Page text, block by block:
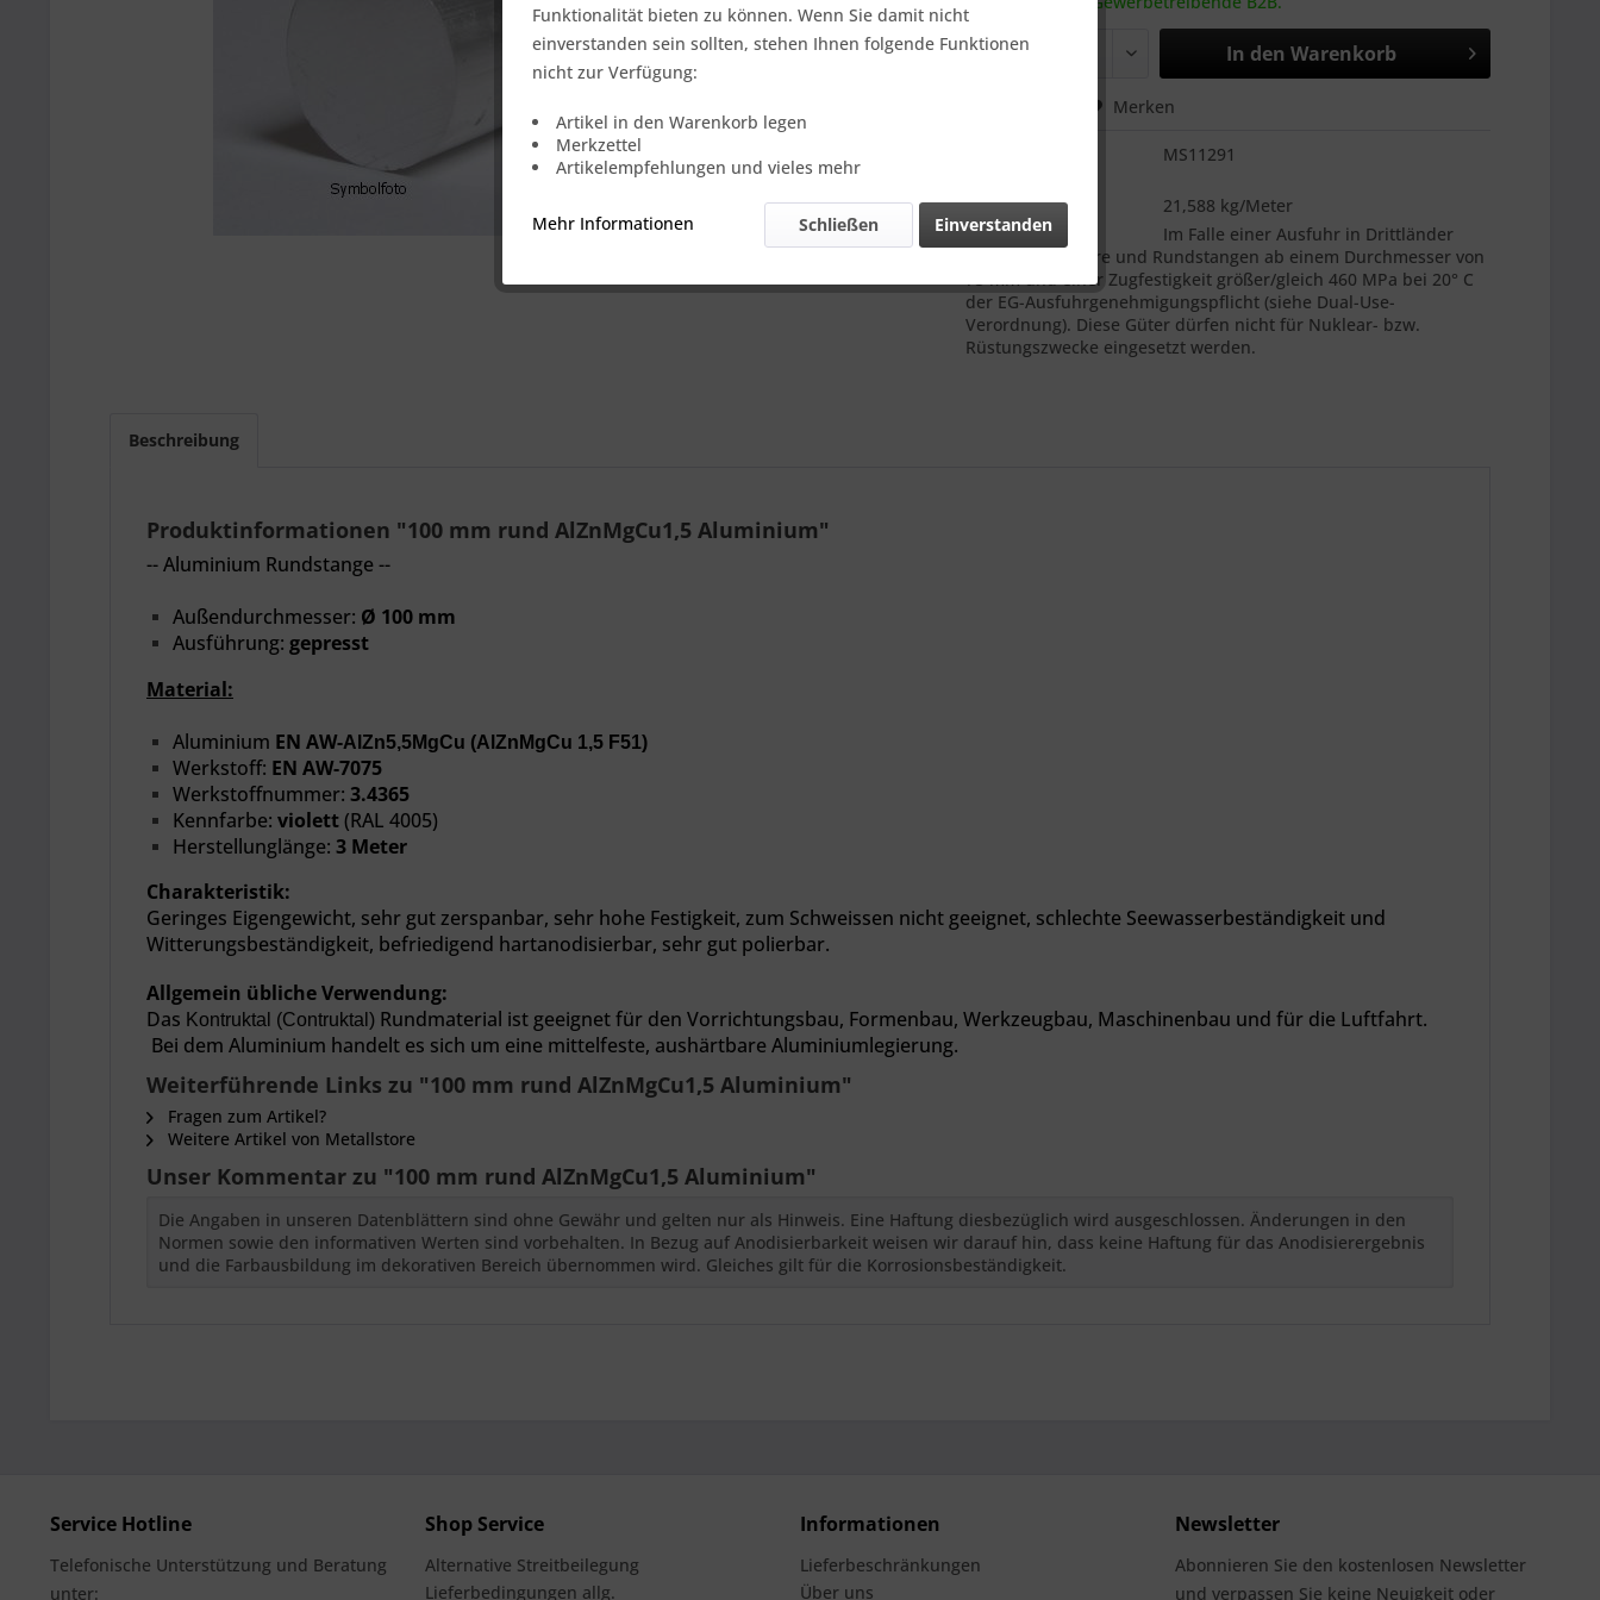
In den Warenkorb
Merken
MS11291
Gewicht::
21,588 kg/Meter
Anmerkung::
Im Falle einer Ausfuhr in Drittländer
unterliegen Rohre und Rundstangen ab einem Durchmesser von
75 mm und einer Zugfestigkeit größer/gleich 460 MPa bei 20° C
der EG-Ausfuhrgenehmigungspflicht (siehe Dual-Use-
Verordnung). Diese Güter dürfen nicht für Nuklear- bzw.
Rüstungszwecke eingesetzt werden.
Beschreibung
Produktinformationen "100 mm rund AlZnMgCu1,5 Aluminium"
-- Aluminium Rundstange --
Außendurchmesser: Ø 100 mm
Ausführung: gepresst
Material:
Aluminium EN AW-AlZn5,5MgCu (AlZnMgCu 1,5 F51)
Werkstoff: EN AW-7075
Werkstoffnummer: 3.4365
Kennfarbe: violett(RAL 4005)
Herstellunglänge: 3 Meter
Charakteristik:
Geringes Eigengewicht, sehr gut zerspanbar, sehr hohe Festigkeit, zum Schweissen nicht geeignet, schlechte Seewasserbeständigkeit und
Witterungsbeständigkeit, befriedigend hartanodisierbar, sehr gut polierbar.
Allgemein übliche Verwendung:
Das Kontruktal (Contruktal) Rundmaterial ist geeignet für den Vorrichtungsbau, Formenbau, Werkzeugbau, Maschinenbau und für die Luftfahrt.
Bei dem Aluminium handelt es sich um eine mittelfeste, aushärtbare Aluminiumlegierung.
Weiterführende Links zu "100 mm rund AlZnMgCu1,5 Aluminium"
Fragen zum Artikel?
Weitere Artikel von Metallstore
Unser Kommentar zu "100 mm rund AlZnMgCu1,5 Aluminium"
Die Angaben in unseren Datenblättern sind ohne Gewähr und gelten nur als Hinweis. Eine Haftung diesbezüglich wird ausgeschlossen. Änderungen in den
Normen sowie den informativen Werten sind vorbehalten. In Bezug auf Anodisierbarkeit weisen wir darauf hin, dass keine Haftung für das Anodisierergebnis
und die Farbausbildung im dekorativen Bereich übernommen wird. Gleiches gilt für die Korrosionsbeständigkeit.
Service Hotline
Telefonische Unterstützung und Beratung
unter:
Shop Service
Alternative Streitbeilegung
Lieferbedingungen allg.
Informationen
Lieferbeschränkungen
Über uns
Newsletter
Abonnieren Sie den kostenlosen Newsletter
und verpassen Sie keine Neuigkeit oder
Funktionalität bieten zu können. Wenn Sie damit nicht
einverstanden sein sollten, stehen Ihnen folgende Funktionen
nicht zur Verfügung:
Artikel in den Warenkorb legen
Merkzettel
Artikelempfehlungen und vieles mehr
Mehr Informationen Einverstanden
Schließen